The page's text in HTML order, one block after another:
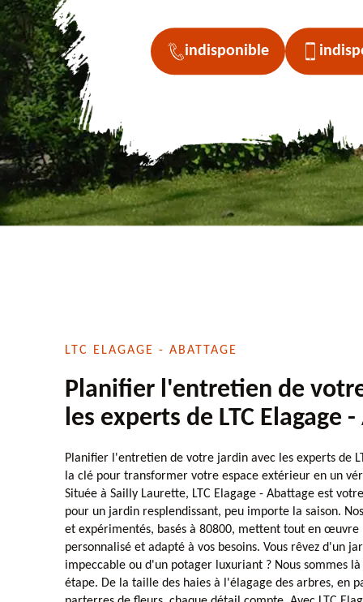
indisponible
LTC ELAGAGE - ABATTAGE
Planifier l'entretien de
les experts de LTC Elagage
Planifier l'entretien de votre jardin avec les experts de
la clé pour transformer votre espace extérieur en un
Située à Sailly Laurette, LTC Elagage - Abattage est
pour un jardin resplendissant, peu importe la saison.
et expérimentés, basés à 80800, mettent tout en
personnalisé et adapté à vos besoins. Vous rêvez d'un
impeccable ou d'un potager luxuriant ? Nous sommes
étape. De la taille des haies à l'élagage des arbres, en